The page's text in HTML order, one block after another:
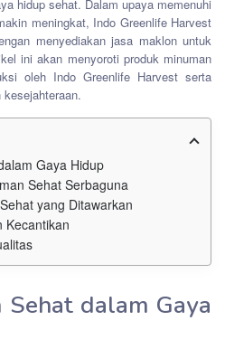
hidup sehat. Dalam upaya memenuhi
meningkat, Indo Greenlife Harvest
menyediakan jasa maklon untuk
ini akan menyoroti produk minuman
oleh Indo Greenlife Harvest serta
Gaya Hidup
Sehat Serbaguna
yang Ditawarkan
Kecantikan
Sehat dalam Gaya